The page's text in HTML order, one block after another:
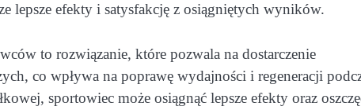
lepsze efekty i satysfakcję z osiągniętych wyników.
to rozwiązanie, które pozwala na dostarczenie
co wpływa na poprawę wydajności i regeneracji
sportowiec może osiągnąć lepsze efekty oraz